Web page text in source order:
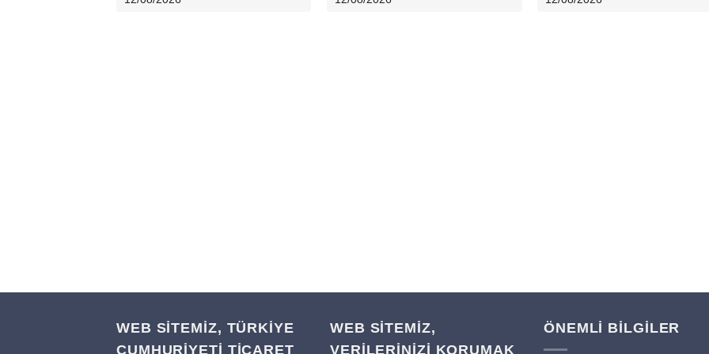
WEB SİTEMİZ, TÜRKİYE
CUMHURİYETİ TİCARET
WEB SITEMIZ,
VERILERINIZI KORUMAK
ÖNEMLİ BİLGİLER